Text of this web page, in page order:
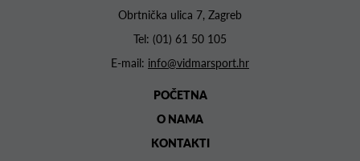
Obrtnička ulica 7, Zagreb
Tel: (01) 61 50 105
E-mail: info@vidmarsport.hr
POČETNA
O NAMA
KONTAKTI